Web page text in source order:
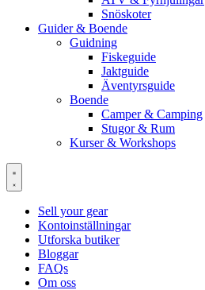
Snöskoter
Guider & Boende
Guidning
Fiskeguide
Jaktguide
Äventyrsguide
Boende
Camper & Camping
Stugor & Rum
Kurser & Workshops
Sell your gear
Kontoinställningar
Utforska butiker
Bloggar
FAQs
Om oss